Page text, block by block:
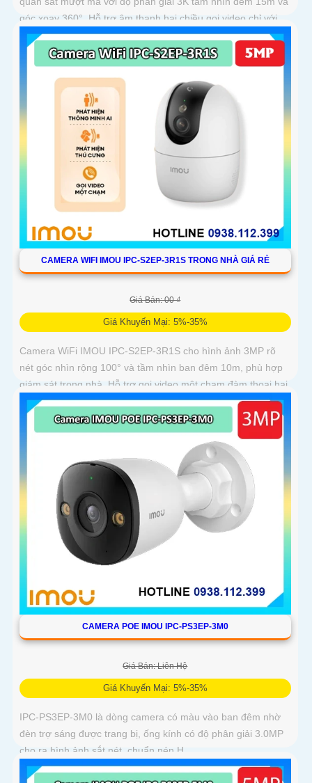
góc xoay 360°. Hỗ trợ âm thanh hai chiều gọi video chỉ với
một chạm và lưu trữ thẻ nhớ tới 256GB
CAMERA WIFI IMOU IPC-S2EP-3R1S TRONG NHÀ GIÁ RẺ
Giá Bán: 00 ₫
Giá Khuyến Mại: 5%-35%
Camera WiFi IMOU IPC-S2EP-3R1S cho hình ảnh 3MP rõ
nét góc nhìn rộng 100° và tầm nhìn ban đêm 10m, phù hợp
giám sát trong nhà. Hỗ trợ gọi video một chạm đàm thoại hai
chiều và kết nối Wi-Fi ổn định giúp quan sát từ xa
CAMERA POE IMOU IPC-PS3EP-3M0
Giá Bán: Liên Hệ
Giá Khuyến Mại: 5%-35%
IPC-PS3EP-3M0 là dòng camera có màu vào ban đêm nhờ
đèn trợ sáng được trang bị, ống kính có độ phân giải 3.0MP
cho ra hình ảnh sắt nét, chuẩn nén H